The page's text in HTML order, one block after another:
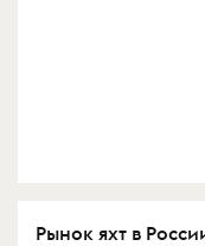
Рынок яхт в